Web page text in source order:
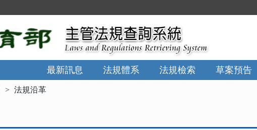
最新訊息 法規體系 法規檢索 草案預告
法規沿革